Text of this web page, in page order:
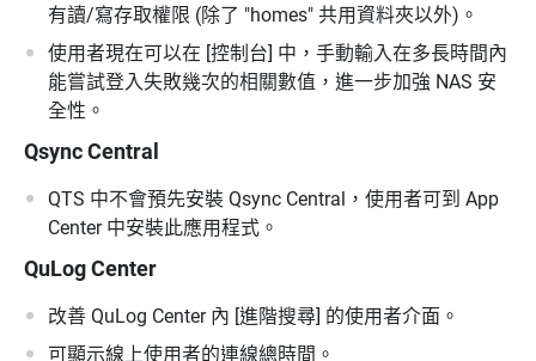
有讀/寫存取權限 (除了 "homes" 共用資料夾以外)。
使用者現在可以在 [控制台] 中，手動輸入在多長時間內
能嘗試登入失敗幾次的相關數值，進一步加強 NAS 安
全性。
Qsync Central
QTS 中不會預先安裝 Qsync Central，使用者可到 App
Center 中安裝此應用程式。
QuLog Center
改善 QuLog Center 內 [進階搜尋] 的使用者介面。
可顯示線上使用者的連線總時間。